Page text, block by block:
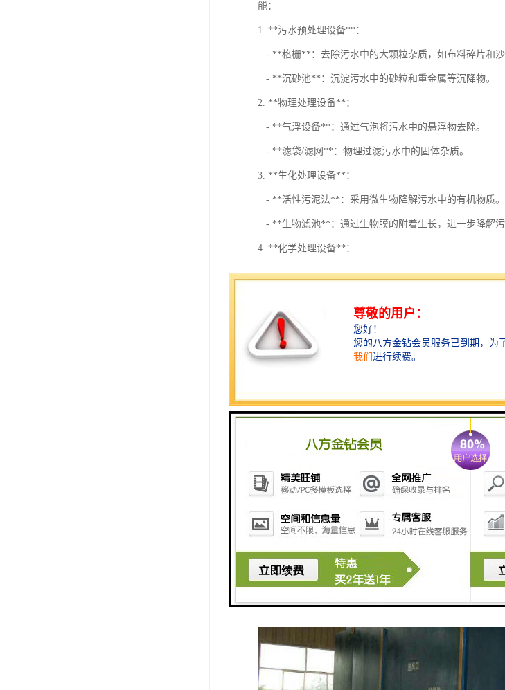
能：
1. **污水预处理设备**：
- **格栅**：去除污水中的大颗粒杂质，如布料碎片和沙
- **沉砂池**：沉淀污水中的砂粒和重金属等沉降物。
2. **物理处理设备**：
- **气浮设备**：通过气泡将污水中的悬浮物去除。
- **滤袋/滤网**：物理过滤污水中的固体杂质。
3. **生化处理设备**：
- **活性污泥法**：采用微生物降解污水中的有机物质。
- **生物滤池**：通过生物膜的附着生长，进一步降解污
4. **化学处理设备**：
- **混凝沉淀池**：通过加入混凝剂使悬浮物聚结沉降。
5. **污水消毒设备**：
- **紫外线消毒设备**：通过紫外线照射消灭水中的病
- **污泥脱水机**：将处理过程中产生的污泥进行脱水
- **污泥回流系统**：将处理后的污泥循环利用，提高处
选择洗衣房污水处理设备时，需要根据实际的污水水质